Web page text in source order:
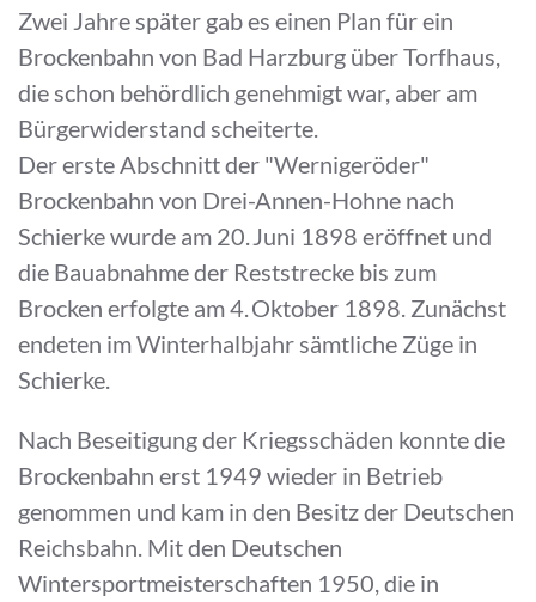
Zwei Jahre später gab es einen Plan für ein
Brockenbahn von Bad Harzburg über Torfhaus,
die schon behördlich genehmigt war, aber am
Bürgerwiderstand scheiterte.
Der erste Abschnitt der "Wernigeröder"
Brockenbahn von Drei-Annen-Hohne nach
Schierke wurde am 20. Juni 1898 eröffnet und
die Bauabnahme der Reststrecke bis zum
Brocken erfolgte am 4. Oktober 1898. Zunächst
endeten im Winterhalbjahr sämtliche Züge in
Schierke.
Nach Beseitigung der Kriegsschäden konnte die
Brockenbahn erst 1949 wieder in Betrieb
genommen und kam in den Besitz der Deutschen
Reichsbahn. Mit den Deutschen
Wintersportmeisterschaften 1950, die in